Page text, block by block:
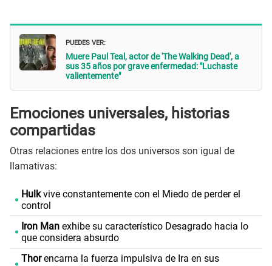
PUEDES VER:
Muere Paul Teal, actor de 'The Walking Dead', a
sus 35 años por grave enfermedad: "Luchaste
valientemente"
Emociones universales, historias
compartidas
Otras relaciones entre los dos universos son igual de
llamativas:
Hulkvive constantemente con el Miedo de perder el
control
Iron Manexhibe su característico Desagrado hacia lo
que considera absurdo
Thorencarna la fuerza impulsiva de Ira en sus